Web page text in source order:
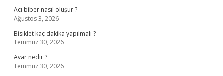
Acı biber nasıl oluşur ?
Ağustos 3, 2026
Bisiklet kaç dakika yapılmalı ?
Temmuz 30, 2026
Avar nedir ?
Temmuz 30, 2026